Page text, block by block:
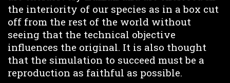
the interiority of our species as in a box cut
off from the rest of the world without
seeing that the technical objective
influences the original. It is also thought
that the simulation to succeed must be a
reproduction as faithful as possible.